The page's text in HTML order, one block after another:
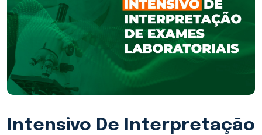
Intensivo De Interpretação